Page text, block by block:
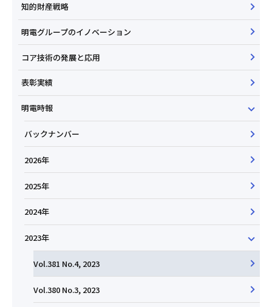
知的財産戦略
明電グループのイノベーション
コア技術の発展と応用
表彰実績
明電時報
バックナンバー
2026年
2025年
2024年
2023年
Vol.381 No.4, 2023
Vol.380 No.3, 2023